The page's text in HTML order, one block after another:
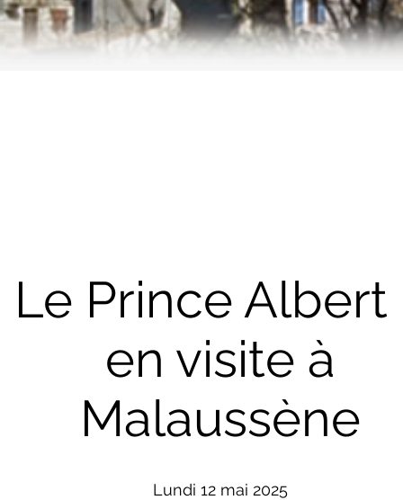
Le Prince Albert
en visite à
Malaussène
Lundi 12 mai 2025